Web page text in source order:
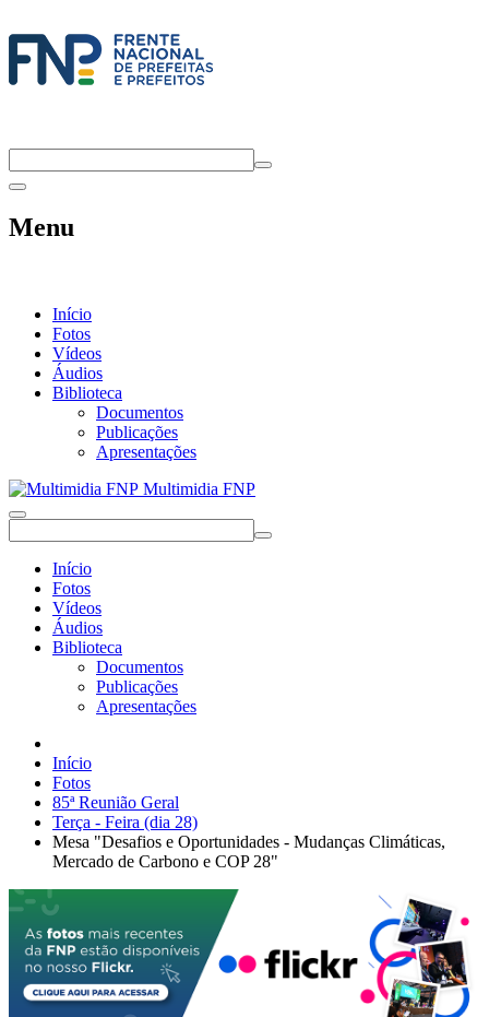
Menu
Início
Fotos
Vídeos
Áudios
Biblioteca
Documentos
Publicações
Apresentações
Multimidia FNP
Início
Fotos
Vídeos
Áudios
Biblioteca
Documentos
Publicações
Apresentações
Início
Fotos
85ª Reunião Geral
Terça - Feira (dia 28)
Mesa "Desafios e Oportunidades - Mudanças Climáticas,
Mercado de Carbono e COP 28"